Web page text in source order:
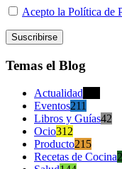
Acepto la Política de
Temas el Blog
Actualidad
Eventos211
Libros y Guías42
Ocio312
Producto215
Recetas de Cocina